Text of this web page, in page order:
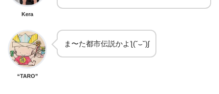
Kera
“TARO”
ま〜た都市伝説かよƪ(˘⌣˘)ʃ